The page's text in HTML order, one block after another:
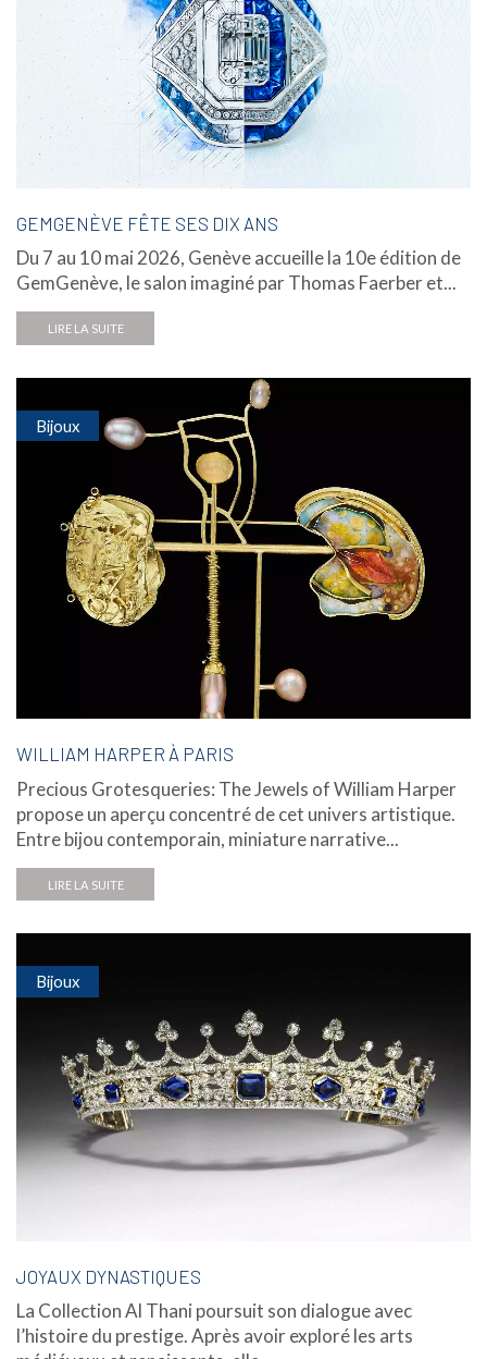
GEMGENÈVE FÊTE SES DIX ANS
Du 7 au 10 mai 2026, Genève accueille la 10e édition de
GemGenève, le salon imaginé par Thomas Faerber et...
LIRE LA SUITE
Bijoux
WILLIAM HARPER À PARIS
Precious Grotesqueries: The Jewels of William Harper
propose un aperçu concentré de cet univers artistique.
Entre bijou contemporain, miniature narrative...
LIRE LA SUITE
Bijoux
JOYAUX DYNASTIQUES
La Collection Al Thani poursuit son dialogue avec
l’histoire du prestige. Après avoir exploré les arts